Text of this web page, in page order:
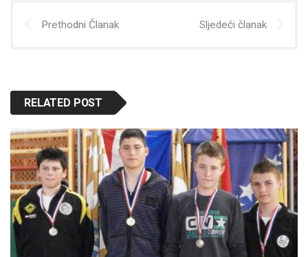
Prethodni Članak Sljedeći članak
RELATED POST